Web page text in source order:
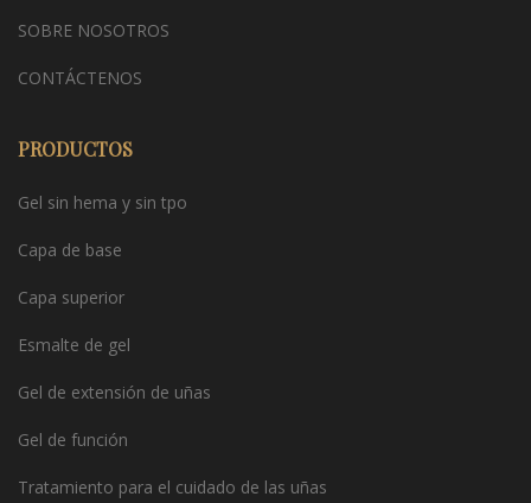
SOBRE NOSOTROS
CONTÁCTENOS
PRODUCTOS
Gel sin hema y sin tpo
Capa de base
Capa superior
Esmalte de gel
Gel de extensión de uñas
Gel de función
Tratamiento para el cuidado de las uñas